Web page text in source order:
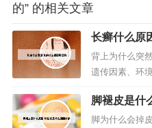
的” 的相关文章
长癣什么原
背上为什么突
遗传因素、环
肤长癣的原因
断。牛皮癣一
疫导致的皮肤
脚褪皮是什
脚为什么会掉